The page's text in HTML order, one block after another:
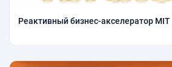
Реактивный бизнес-акселератор MIT